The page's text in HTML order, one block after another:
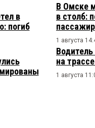
в
погиб
В Омске
в столб:
пассажир
1 августа
на
1 августа